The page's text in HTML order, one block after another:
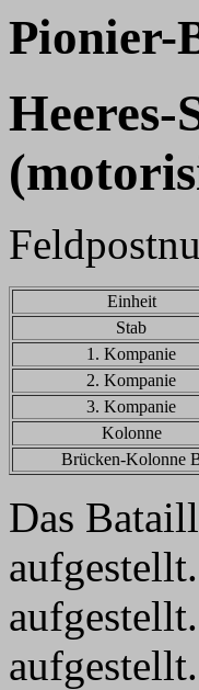
Pionier-
Einheit
Stab
1. Kompanie
2. Kompanie
3. Kompanie
Kolonne
Brücken-Kolonne
Das